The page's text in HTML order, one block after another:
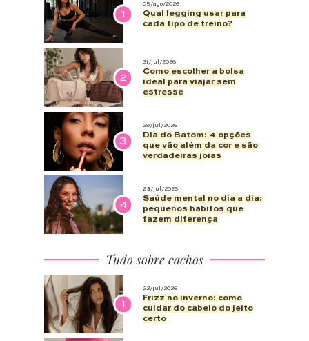
1
05/ago/2026
Qual legging usar para
cada tipo de treino?
2
31/jul/2026
Como escolher a bolsa
ideal para viajar sem
estresse
3
29/jul/2026
Dia do Batom: 4 opções
que vão além da cor e são
verdadeiras joias
4
28/jul/2026
Saúde mental no dia a dia:
pequenos hábitos que
fazem diferença
Tudo sobre cachos
1
22/jul/2026
Frizz no inverno: como
cuidar do cabelo do jeito
certo